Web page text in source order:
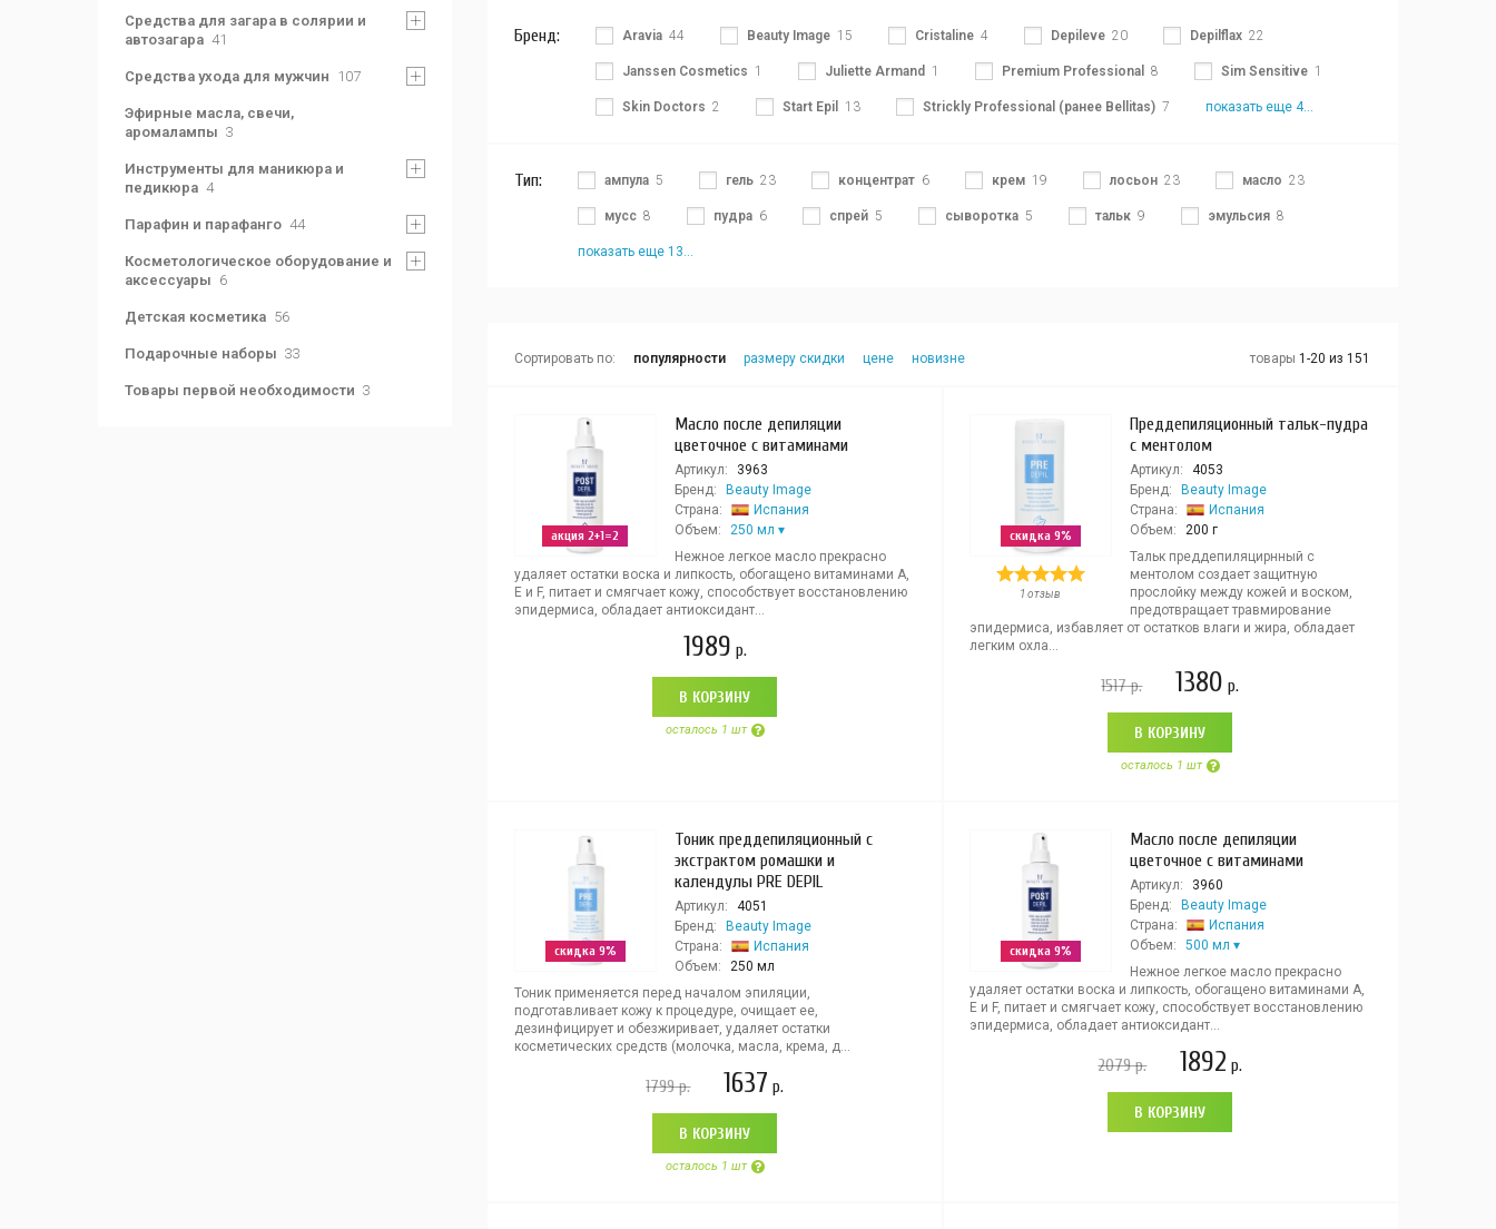
Средства для загара в солярии и
автозагара 41
Средства ухода для мужчин 107
Эфирные масла, свечи,
аромалампы 3
Инструменты для маникюра и
педикюра 4
Парафин и парафанго 44
Косметологическое оборудование и
аксессуары 6
Детская косметика 56
Подарочные наборы 33
Товары первой необходимости 3
Бренд: Aravia 44 Beauty Image 15 Cristaline 4 Depileve 20 Depilflax 22
Janssen Cosmetics 1 Juliette Armand 1 Premium Professional 8 Sim Sensitive 1
Skin Doctors 2 Start Epil 13 Strickly Professional (ранее Bellitas) 7 показать еще 4...
Тип: ампула 5 гель 23 концентрат 6 крем 19 лосьон 23 масло 23
мусс 8 пудра 6 спрей 5 сыворотка 5 тальк 9 эмульсия 8
показать еще 13...
Сортировать по: популярности размеру скидки цене новизне товары 1-20 из 151
акция 2+1=2
Масло после депиляции
цветочное с витаминами
Артикул:
3963
Бренд:
Beauty Image
Страна:
Испания
Объем:
250 мл
Нежное легкое масло прекрасно
удаляет остатки воска и липкость, обогащено витаминами А,
Е и F, питает и смягчает кожу, способствует восстановлению
эпидермиса, обладает антиоксидант...
1989 р.
В КОРЗИНУ
осталось 1 шт
скидка 9%
1 отзыв
Преддепиляционный тальк-пудра
с ментолом
Артикул:
4053
Бренд:
Beauty Image
Страна:
Испания
Объем:
200 г
Тальк преддепиляцирнный с
ментолом создает защитную
прослойку между кожей и воском,
предотвращает травмирование
эпидермиса, избавляет от остатков влаги и жира, обладает
легким охла...
1517р. 1380 р.
В КОРЗИНУ
осталось 1 шт
скидка 9%
Тоник преддепиляционный с
экстрактом ромашки и
календулы PRE DEPIL
Артикул:
4051
Бренд:
Beauty Image
Страна:
Испания
Объем:
250 мл
Тоник применяется перед началом эпиляции,
подготавливает кожу к процедуре, очищает ее,
дезинфицирует и обезжиривает, удаляет остатки
косметических средств (молочка, масла, крема, д...
1799р. 1637 р.
В КОРЗИНУ
осталось 1 шт
скидка 9%
Масло после депиляции
цветочное с витаминами
Артикул:
3960
Бренд:
Beauty Image
Страна:
Испания
Объем:
500 мл
Нежное легкое масло прекрасно
удаляет остатки воска и липкость, обогащено витаминами А,
Е и F, питает и смягчает кожу, способствует восстановлению
эпидермиса, обладает антиоксидант...
2079р. 1892 р.
В КОРЗИНУ